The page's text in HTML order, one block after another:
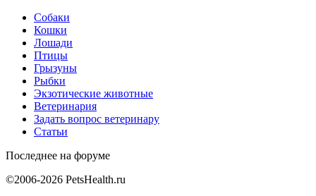
Собаки
Кошки
Лошади
Птицы
Грызуны
Рыбки
Экзотические животные
Ветеринария
Задать вопрос ветеринару
Статьи
Последнее на форуме
©2006-2026 PetsHealth.ru